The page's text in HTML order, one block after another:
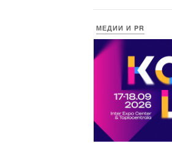
МЕДИИ И PR